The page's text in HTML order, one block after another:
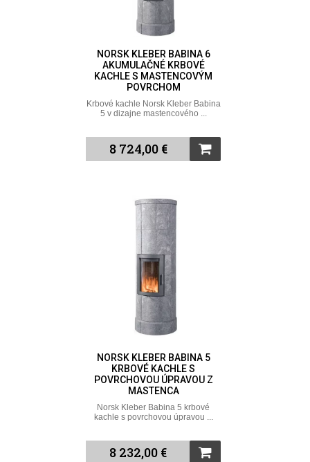
NORSK KLEBER BABINA 6
AKUMULAČNÉ KRBOVÉ
KACHLE S MASTENCOVÝM
POVRCHOM
Krbové kachle Norsk Kleber Babina
5 v dizajne mastencového ...
8 724,00 €
NORSK KLEBER BABINA 5
KRBOVÉ KACHLE S
POVRCHOVOU ÚPRAVOU Z
MASTENCA
Norsk Kleber Babina 5 krbové
kachle s povrchovou úpravou ...
8 232,00 €